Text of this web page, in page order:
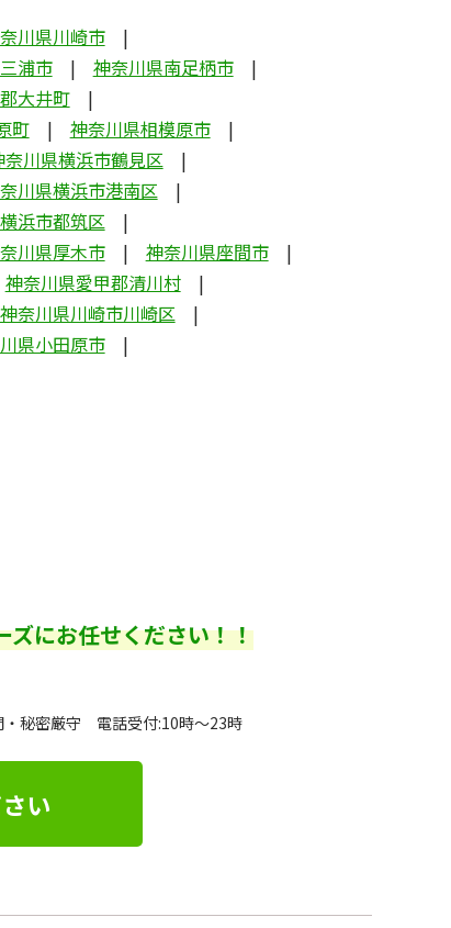
川県川崎市
浦市
神奈川県南足柄市
大井町
町
神奈川県相模原市
奈川県横浜市鶴見区
川県横浜市港南区
浜市都筑区
川県厚木市
神奈川県座間市
神奈川県愛甲郡清川村
神奈川県川崎市川崎区
県小田原市
ズにお任せください！！
・秘密厳守 電話受付:10時～23時
い